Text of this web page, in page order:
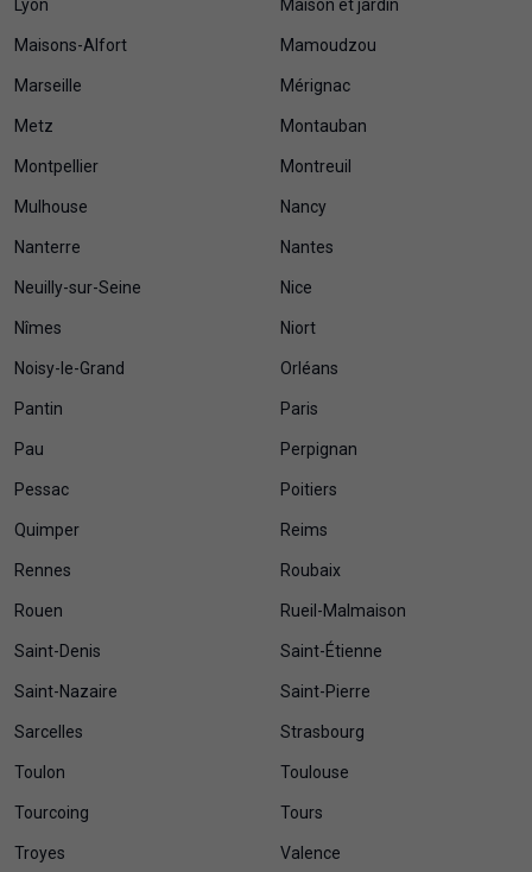
Lyon Maison et jardin
Maisons-Alfort Mamoudzou
Marseille Mérignac
Metz Montauban
Montpellier Montreuil
Mulhouse Nancy
Nanterre Nantes
Neuilly-sur-Seine Nice
Nîmes Niort
Noisy-le-Grand Orléans
Pantin Paris
Pau Perpignan
Pessac Poitiers
Quimper Reims
Rennes Roubaix
Rouen Rueil-Malmaison
Saint-Denis Saint-Étienne
Saint-Nazaire Saint-Pierre
Sarcelles Strasbourg
Toulon Toulouse
Tourcoing Tours
Troyes Valence